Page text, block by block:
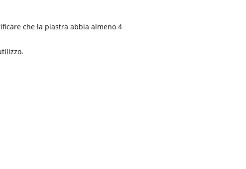
che la piastra abbia almeno 4